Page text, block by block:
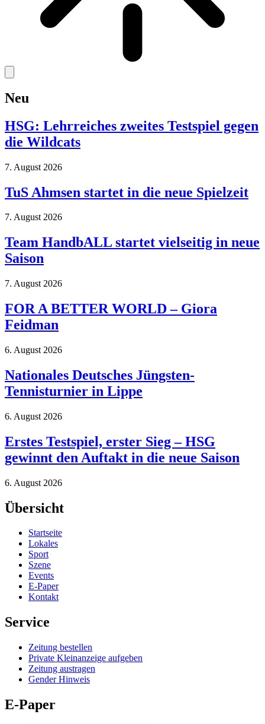
Neu
HSG: Lehrreiches zweites Testspiel gegen
die Wildcats
7. August 2026
TuS Ahmsen startet in die neue Spielzeit
7. August 2026
Team HandbALL startet vielseitig in neue
Saison
7. August 2026
FOR A BETTER WORLD – Giora
Feidman
6. August 2026
Nationales Deutsches Jüngsten-
Tennisturnier in Lippe
6. August 2026
Erstes Testspiel, erster Sieg – HSG
gewinnt den Auftakt in die neue Saison
6. August 2026
Übersicht
Startseite
Lokales
Sport
Szene
Events
E-Paper
Kontakt
Service
Zeitung bestellen
Private Kleinanzeige aufgeben
Zeitung austragen
Gender Hinweis
E-Paper